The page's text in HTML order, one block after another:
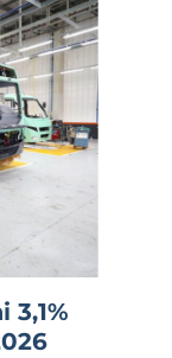
3,1%